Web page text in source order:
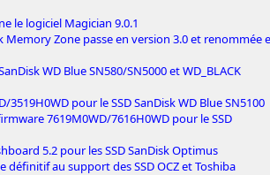
le logiciel Magician 9.0.1
Memory Zone passe en version 3.0 et renommée
WD Blue SN580/SN5000 et WD_BLACK
3519H0WD pour le SSD SanDisk WD Blue SN5100
7619M0WD/7616H0WD pour le SSD
5.2 pour les SSD SanDisk Optimus
définitif au support des SSD OCZ et Toshiba